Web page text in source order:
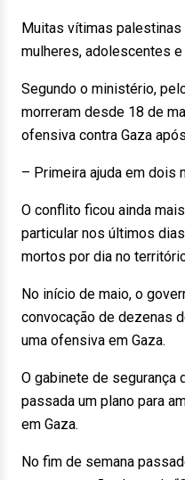
Muitas vítimas
mulheres, adolescentes e
Segundo o ministério,
morreram desde 18 de
ofensiva contra Gaza
– Primeira ajuda em dois
O conflito ficou ainda
particular nos últimos
mortos por dia no
No início de maio, o
convocação de dezenas
uma ofensiva em Gaza.
O gabinete de segurança
passada um plano para
em Gaza.
No fim de semana